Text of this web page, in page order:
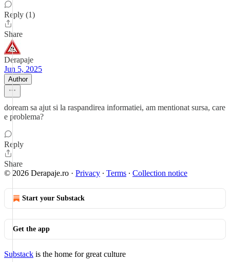
Reply (1)
Share
Derapaje
Jun 5, 2025
Author
doream sa ajut si la raspandirea informatiei, am mentionat sursa, care
e problema?
Reply
Share
© 2026 Derapaje.ro · Privacy ∙ Terms ∙ Collection notice
Start your Substack
Get the app
Substack is the home for great culture